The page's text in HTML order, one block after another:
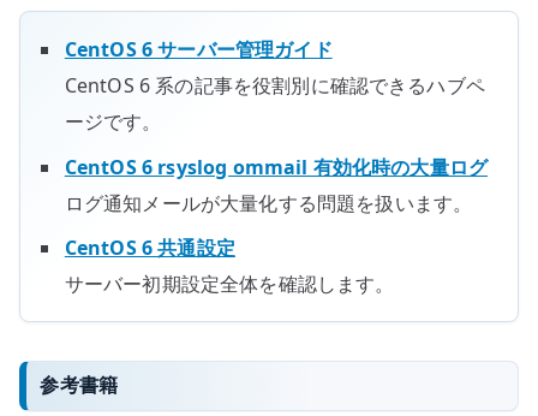
CentOS 6 サーバー管理ガイド
CentOS 6 系の記事を役割別に確認できるハブペ
ージです。
CentOS 6 rsyslog ommail 有効化時の大量ログ
ログ通知メールが大量化する問題を扱います。
CentOS 6 共通設定
サーバー初期設定全体を確認します。
参考書籍